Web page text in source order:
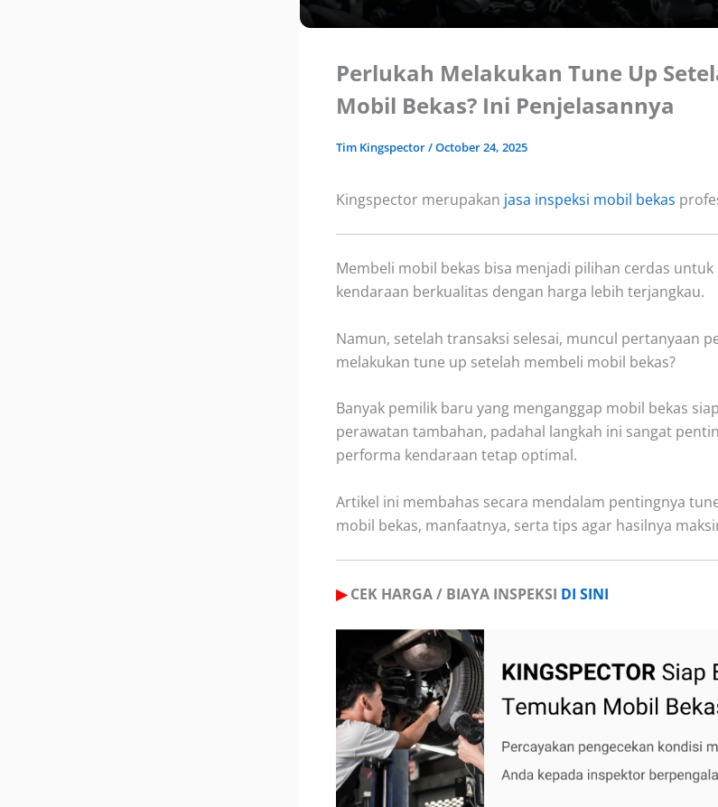
Perlukah Melakukan Tune Up
Mobil Bekas? Ini Penjelasannya
Tim Kingspector/October 24, 2025
Kingspector merupakan jasa inspeksi mobil bekas
Membeli mobil bekas bisa menjadi pilihan cerdas
kendaraan berkualitas dengan harga lebih terjangkau.
Namun, setelah transaksi selesai, muncul pertanyaan
melakukan tune up setelah membeli mobil bekas?
Banyak pemilik baru yang menganggap mobil bekas
perawatan tambahan, padahal langkah ini sangat
performa kendaraan tetap optimal.
Artikel ini membahas secara mendalam pentingnya
mobil bekas, manfaatnya, serta tips agar hasilnya
▶CEK HARGA / BIAYA INSPEKSI DI SINI